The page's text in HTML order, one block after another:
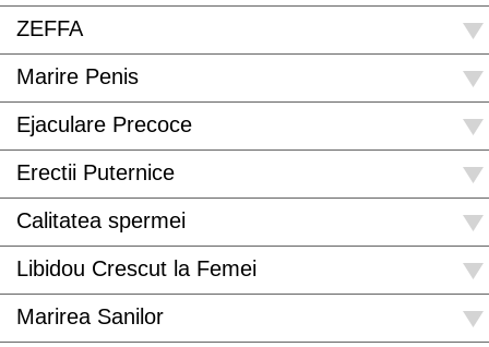
ZEFFA
Marire Penis
Ejaculare Precoce
Erectii Puternice
Calitatea spermei
Libidou Crescut la Femei
Marirea Sanilor